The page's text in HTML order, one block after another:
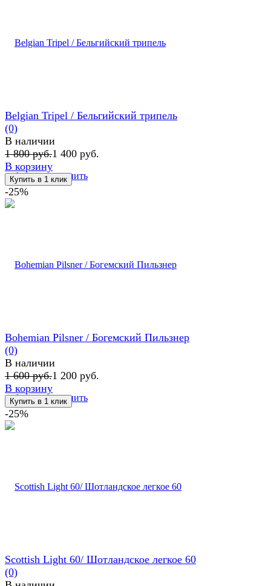
избранное сравнить
Belgian Tripel / Бельгийский трипель
(0)
В наличии
1 800 руб.1 400 руб.
В корзину
-25%
избранное сравнить
Bohemian Pilsner / Богемский Пильзнер
(0)
В наличии
1 600 руб.1 200 руб.
В корзину
-25%
Scottish Light 60/ Шотландское легкое 60
(0)